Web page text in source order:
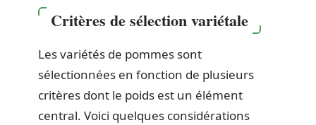
Critères de sélection variétale
Les variétés de pommes sont
sélectionnées en fonction de plusieurs
critères dont le poids est un élément
central. Voici quelques considérations